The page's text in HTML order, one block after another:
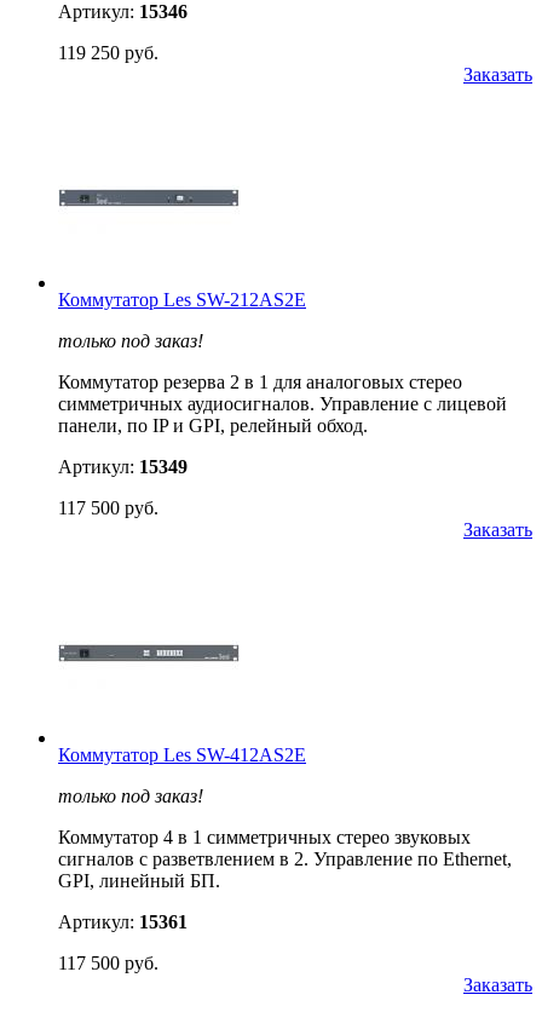
Артикул: 15346
119 250 руб.
Заказать
Коммутатор Les SW-212AS2E
только под заказ!
Коммутатор резерва 2 в 1 для аналоговых стерео
симметричных аудиосигналов. Управление с лицевой
панели, по IP и GPI, релейный обход.
Артикул: 15349
117 500 руб.
Заказать
Коммутатор Les SW-412AS2E
только под заказ!
Коммутатор 4 в 1 симметричных стерео звуковых
сигналов с разветвлением в 2. Управление по Ethernet,
GPI, линейный БП.
Артикул: 15361
117 500 руб.
Заказать